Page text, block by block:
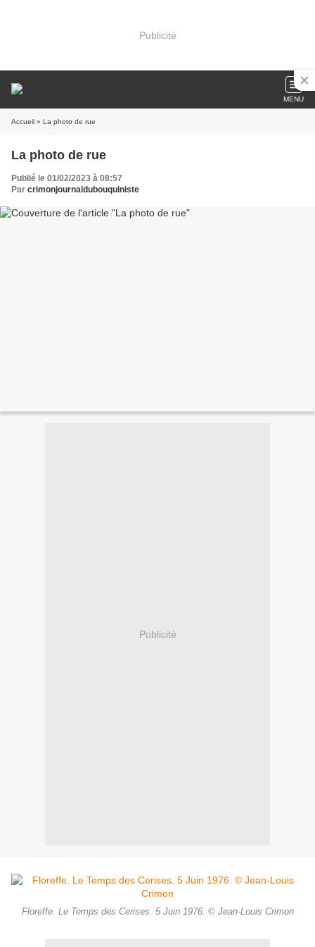
Publicité
MENU
Accueil » La photo de rue
La photo de rue
Publié le 01/02/2023 à 08:57
Par crimonjournaldubouquiniste
Publicité
Floreffe. Le Temps des Cerises. 5 Juin 1976. © Jean-Louis Crimon